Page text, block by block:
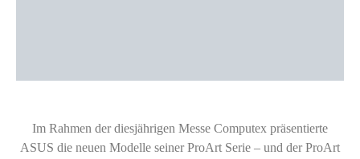
Im Rahmen der diesjährigen Messe Computex präsentierte
ASUS die neuen Modelle seiner ProArt Serie – und der ProArt